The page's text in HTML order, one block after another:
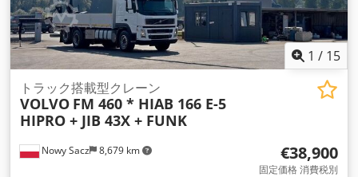
1 / 15
Nowy Sacz 8,679 km
トラック搭載型クレーン
VOLVO FM 460 * HIAB 166 E-5
HIPRO + JIB 43X + FUNK
€38,900
固定価格 消費税別